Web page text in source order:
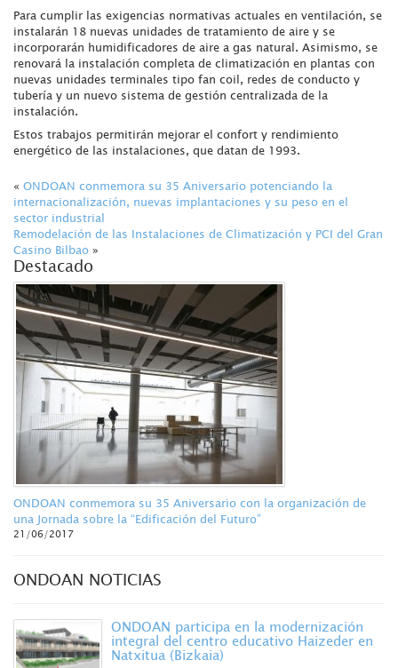
Para cumplir las exigencias normativas actuales en ventilación, se
instalarán 18 nuevas unidades de tratamiento de aire y se
incorporarán humidificadores de aire a gas natural. Asimismo, se
renovará la instalación completa de climatización en plantas con
nuevas unidades terminales tipo fan coil, redes de conducto y
tubería y un nuevo sistema de gestión centralizada de la
instalación.
Estos trabajos permitirán mejorar el confort y rendimiento
energético de las instalaciones, que datan de 1993.
« ONDOAN conmemora su 35 Aniversario potenciando la
internacionalización, nuevas implantaciones y su peso en el
sector industrial
Remodelación de las Instalaciones de Climatización y PCI del Gran
Casino Bilbao »
Destacado
ONDOAN conmemora su 35 Aniversario con la organización de
una Jornada sobre la “Edificación del Futuro”
21/06/2017
ONDOAN NOTICIAS
ONDOAN participa en la modernización
integral del centro educativo Haizeder en
Natxitua (Bizkaia)